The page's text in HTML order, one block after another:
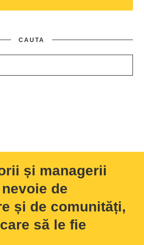
CAUTA
și managerii
de
și de comunități,
să le fie